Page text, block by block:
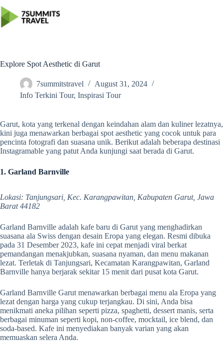
to
content
Explore Spot Aesthetic di Garut
7summitstravel
August 31, 2024
Info Terkini Tour, Inspirasi Tour
Garut, kota yang terkenal dengan keindahan alam dan kuliner lezatnya,
kini juga menawarkan berbagai spot aesthetic yang cocok untuk para
pencinta fotografi dan suasana unik. Berikut adalah beberapa destinasi
Instagramable yang patut Anda kunjungi saat berada di Garut.
1. Garland Barnville
Lokasi: Tanjungsari, Kec. Karangpawitan, Kabupaten Garut, Jawa
Barat 44182
Garland Barnville adalah kafe baru di Garut yang menghadirkan
suasana ala Swiss dengan desain Eropa yang elegan. Resmi dibuka
pada 31 Desember 2023, kafe ini cepat menjadi viral berkat
pemandangan menakjubkan, suasana nyaman, dan menu makanan
lezat. Terletak di Tanjungsari, Kecamatan Karangpawitan, Garland
Barnville hanya berjarak sekitar 15 menit dari pusat kota Garut.
Garland Barnville Garut menawarkan berbagai menu ala Eropa yang
lezat dengan harga yang cukup terjangkau. Di sini, Anda bisa
menikmati aneka pilihan seperti pizza, spaghetti, dessert manis, serta
berbagai minuman seperti kopi, non-coffee, mocktail, ice blend, dan
soda-based. Kafe ini menyediakan banyak varian yang akan
memuaskan selera Anda.